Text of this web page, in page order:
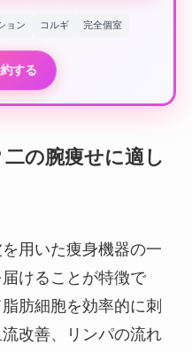
ョン コルギ 完全個室
する
の腕痩せに適し
用いた痩身機器の一
けることが特徴で
肪細胞を効率的に刺
改善、リンパの流れ